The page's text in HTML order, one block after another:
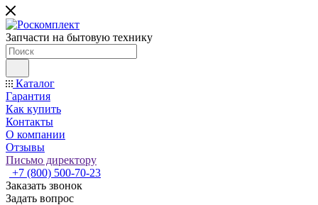
Запчасти на бытовую технику
Каталог
Гарантия
Как купить
Контакты
О компании
Отзывы
Письмо директору
+7 (800) 500-70-23
Заказать звонок
Задать вопрос